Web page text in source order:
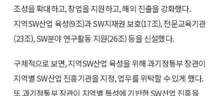
조성을 확대하고, 창업을 지원하고, 해외 진출을 강화했다.
지역SW산업 육성(9조)과 SW지재권 보호(17조), 전문교육기관
(23조), SW분야 연구활동 지원(26조) 등을 신설했다.
구체적으로 보면, 지역SW산업 육성을 위해 과기정통부 장관이
지역별 SW산업 진흥기관을 지정, 업무를 위탁할 수 있게 했다.
또 과기정통부 장관이 지역별 특성에 기반한 SW산업 진흥을